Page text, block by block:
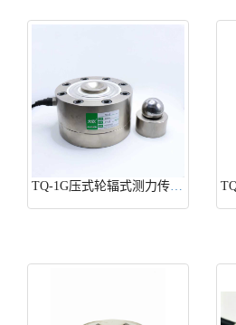
TQ-1G压式轮辐式测力传感器